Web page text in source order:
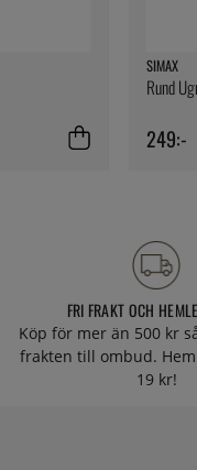
SIMAX
Rund
249:-
FRI FRAKT OCH
Köp för mer än 500 kr
frakten till ombud.
19 kr!